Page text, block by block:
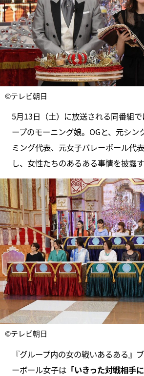
©テレビ朝日
5月13日（土）に放送される同番組
ープのモーニング娘。OGと、元シン
ミング代表、元女子バレーボール代
し、女性たちのあるある事情を披露す
©テレビ朝日
『グループ内の女の戦いあるある』
ーボール女子は「いきった対戦相手